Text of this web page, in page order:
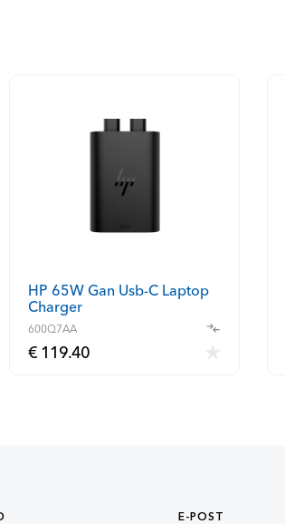
HP 65W Gan Usb-C Laptop
Charger
600Q7AA
€ 119.40
E-POST